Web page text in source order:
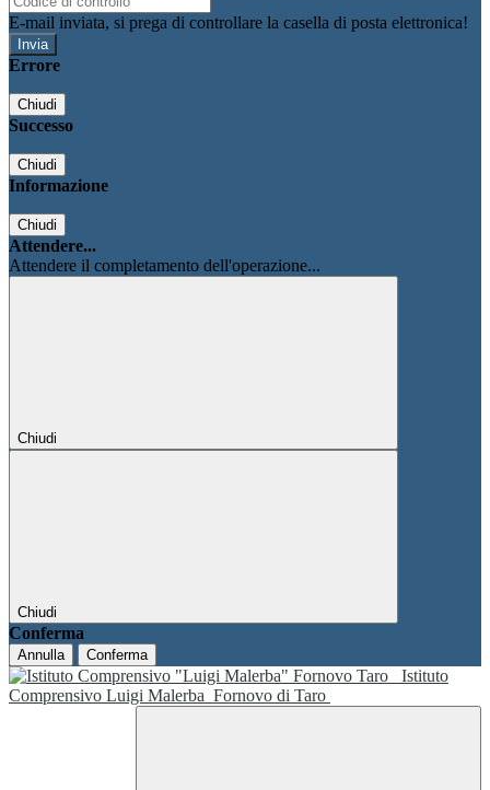
E-mail inviata, si prega di controllare la casella di posta elettronica!
Errore
Chiudi
Successo
Chiudi
Informazione
Chiudi
Attendere...
Attendere il completamento dell'operazione...
Chiudi
Chiudi
Conferma
Annulla Conferma
Istituto
Comprensivo Luigi Malerba Fornovo di Taro